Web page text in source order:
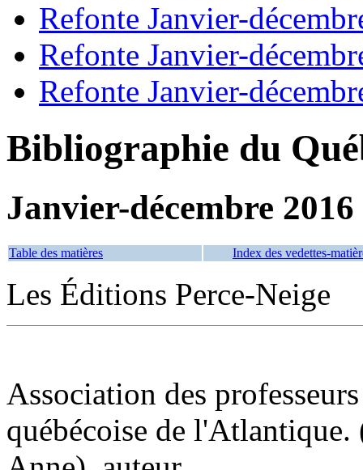
Refonte Janvier-
Refonte Janvier-
Refonte Janvier-
Bibliographie du
Janvier-décembre 2016
Table des matières Index des vedettes-
Les Éditions Perce-Neige
Association des
québécoise de